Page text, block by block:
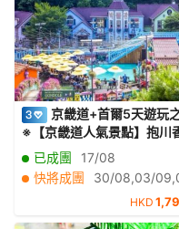
京畿道+首爾5天遊玩
※【京畿道人氣景點】抱川
草島樂園、坡州DMZ非武裝
帶、漢灘江Y型懸索吊橋 +鴿
囊瀑布、水原Starfield星空
書館2.0、傳統汗蒸幕體驗
平韓屋村
已成團
17/08
快將成團
30/08,03/09,07/09,10/09,17/09,22/
HKD